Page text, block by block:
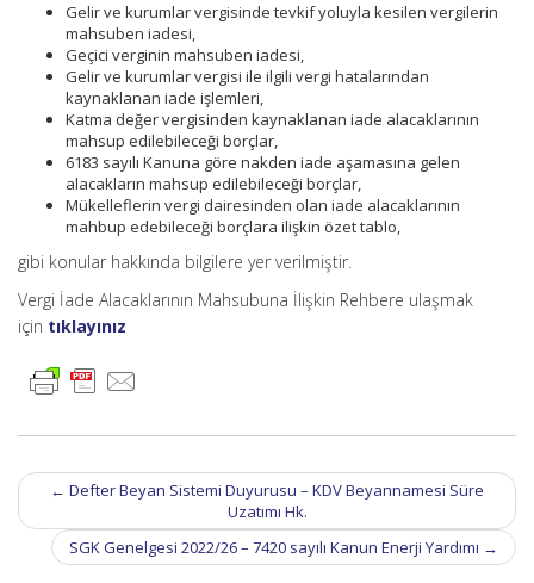
Gelir ve kurumlar vergisinde tevkif yoluyla kesilen vergilerin
mahsuben iadesi,
Geçici verginin mahsuben iadesi,
Gelir ve kurumlar vergisi ile ilgili vergi hatalarından
kaynaklanan iade işlemleri,
Katma değer vergisinden kaynaklanan iade alacaklarının
mahsup edilebileceği borçlar,
6183 sayılı Kanuna göre nakden iade aşamasına gelen
alacakların mahsup edilebileceği borçlar,
Mükelleflerin vergi dairesinden olan iade alacaklarının
mahbup edebileceği borçlara ilişkin özet tablo,
gibi konular hakkında bilgilere yer verilmiştir.
Vergi İade Alacaklarının Mahsubuna İlişkin Rehbere ulaşmak
için tıklayınız
Post
navigation
← Defter Beyan Sistemi Duyurusu – KDV Beyannamesi Süre
Uzatımı Hk.
SGK Genelgesi 2022/26 – 7420 sayılı Kanun Enerji Yardımı →